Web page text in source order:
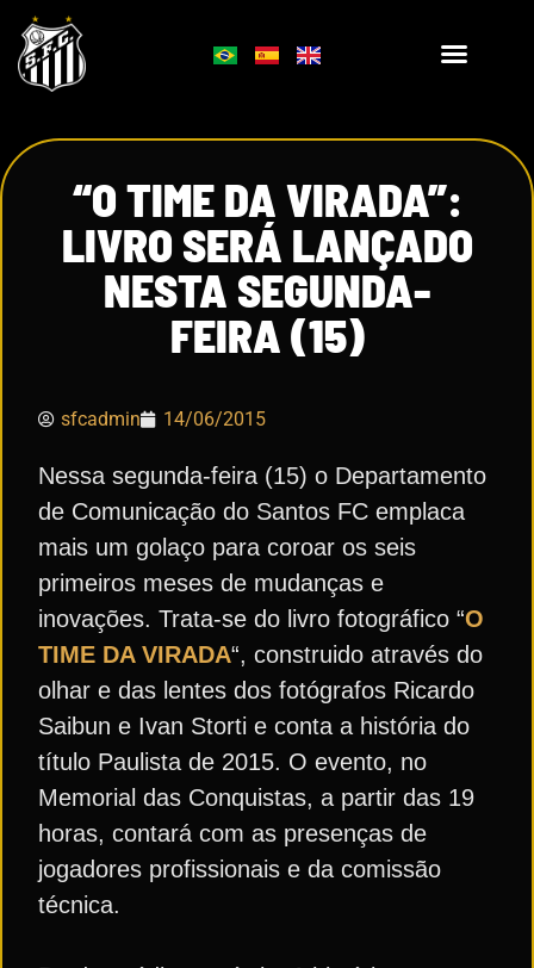
“O TIME DA VIRADA”:
LIVRO SERÁ LANÇADO
NESTA SEGUNDA-
FEIRA (15)
sfcadmin 14/06/2015
Nessa segunda-feira (15) o Departamento
de Comunicação do Santos FC emplaca
mais um golaço para coroar os seis
primeiros meses de mudanças e
inovações. Trata-se do livro fotográfico “O
TIME DA VIRADA“, construido através do
olhar e das lentes dos fotógrafos Ricardo
Saibun e Ivan Storti e conta a história do
título Paulista de 2015. O evento, no
Memorial das Conquistas, a partir das 19
horas, contará com as presenças de
jogadores profissionais e da comissão
técnica.